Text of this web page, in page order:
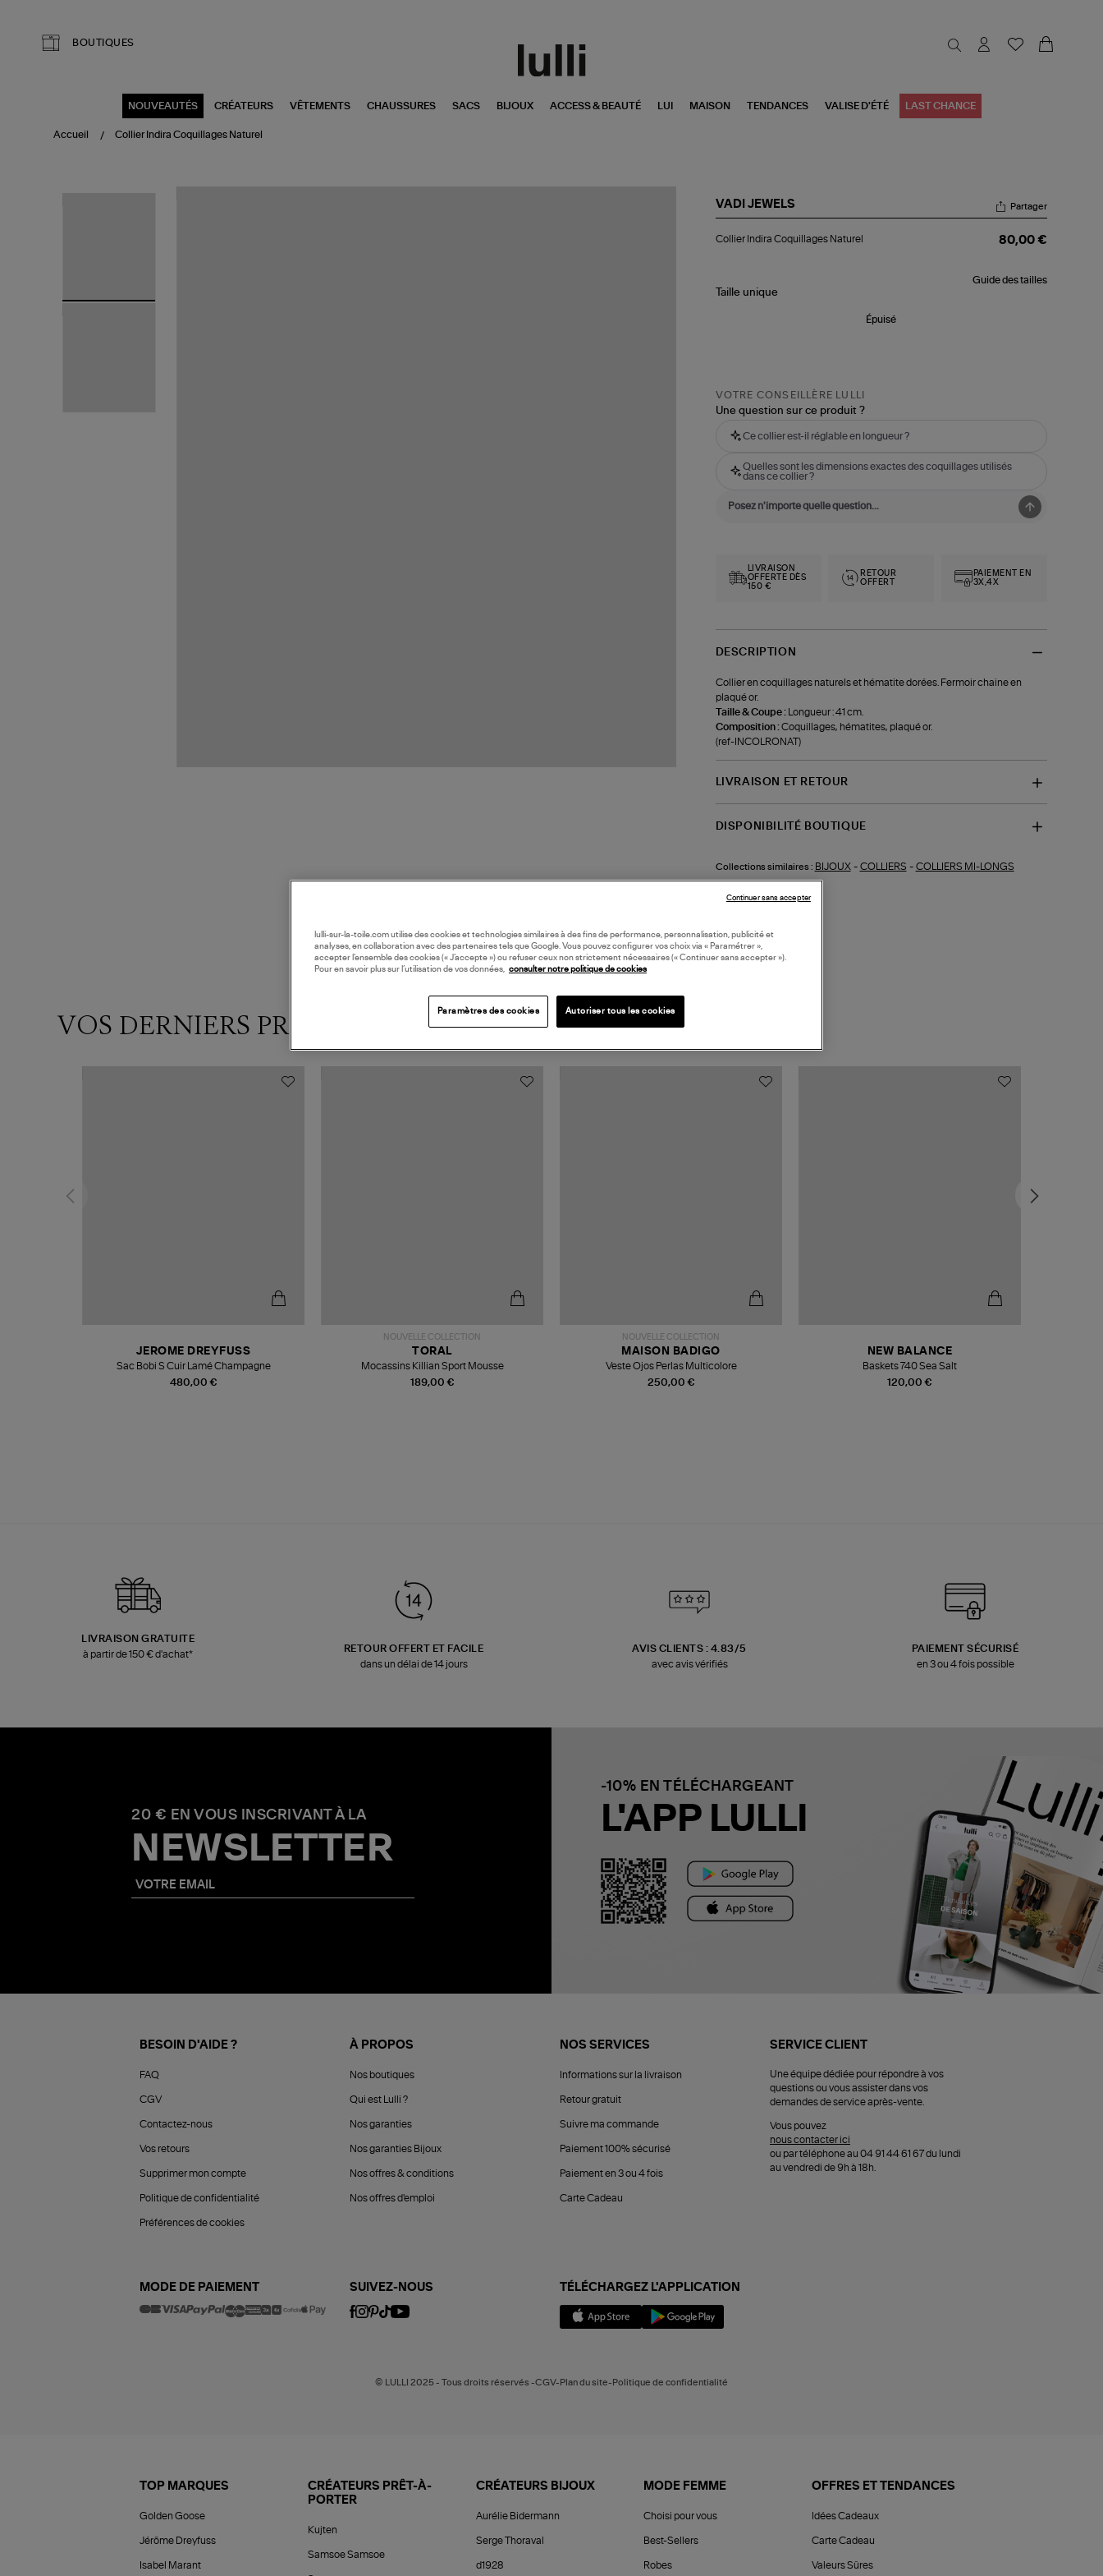
BOUTIQUES
NOUVEAUTÉS CRÉATEURS VÊTEMENTS CHAUSSURES SACS BIJOUX ACCESS & BEAUTÉ LUI MAISON TENDANCES VALISE D'ÉTÉ LAST CHANCE
Accueil Collier Indira Coquillages Naturel
VADI JEWELS
Indira
Partager
Collier Indira Coquillages Naturel 80,00 €
Guide des tailles
Taille unique
Épuisé
VOTRE CONSEILLÈRE LULLI
Une question sur ce produit ?
Ce collier est-il réglable en longueur ?
Quelles sont les dimensions exactes des coquillages utilisés
dans ce collier ?
LIVRAISON
OFFERTE DÈS
150 €
RETOUR
OFFERT
PAIEMENT EN
3X,4X
DESCRIPTION
Collier en coquillages naturels et hématite dorées. Fermoir chaine en
plaqué or.
Taille & Coupe :
Longueur : 41 cm.
Composition :Coquillages, hématites, plaqué or.
(ref-INCOLRONAT)
LIVRAISON ET RETOUR
DISPONIBILITÉ BOUTIQUE
Collections similaires : BIJOUX- COLLIERS - COLLIERS MI-LONGS
VOS DERNIERS PRODUITS VUS
480,00 €
JEROME DREYFUSS
Sac Bobi S Cuir Lamé Champagne
NOUVELLE COLLECTION
189,00 €
TORAL
Mocassins Killian Sport Mousse
NOUVELLE COLLECTION
250,00 €
MAISON BADIGO
Veste Ojos Perlas Multicolore
120,00 €
NEW BALANCE
Baskets 740 Sea Salt
LIVRAISON GRATUITE
à partir de 150 € d'achat*
RETOUR OFFERT ET FACILE
dans un délai de 14 jours
AVIS CLIENTS : 4.83/5
avec avis vérifiés
PAIEMENT SÉCURISÉ
en 3 ou 4 fois possible
20 € EN VOUS INSCRIVANT À LA
NEWSLETTER
-10% EN TÉLÉCHARGEANT
L'APP LULLI
BESOIN D'AIDE ?
FAQ
CGV
Contactez-nous
Vos retours
Supprimer mon compte
Politique de confidentialité
Préférences de cookies
À PROPOS
Nos boutiques
Qui est Lulli ?
Nos garanties
Nos garanties Bijoux
Nos offres & conditions
Nos offres d'emploi
NOS SERVICES
Informations sur la livraison
Retour gratuit
Suivre ma commande
Paiement 100% sécurisé
Paiement en 3 ou 4 fois
Carte Cadeau
SERVICE CLIENT
Une équipe dédiée pour répondre à vos
questions ou vous assister dans vos
demandes de service après-vente.
Vous pouvez
nous contacter ici
ou par téléphone au 04 91 44 61 67 du lundi
au vendredi de 9h à 18h.
MODE DE PAIEMENT SUIVEZ-NOUS TÉLÉCHARGEZ L'APPLICATION
© LULLI 2025 - Tous droits réservés -CGV-Plan du site-Politique de confidentialité
TOP MARQUES
Golden Goose
Jérôme Dreyfuss
Isabel Marant
CRÉATEURS PRÊT-À-
PORTER
Kujten
Samsoe Samsoe
CRÉATEURS BIJOUX
Aurélie Bidermann
Serge Thoraval
d1928
MODE FEMME
Choisi pour vous
Best-Sellers
Robes
OFFRES ET TENDANCES
Idées Cadeaux
Carte Cadeau
Valeurs Sûres
lulli-sur-la-toile.com utilise des cookies et technologies similaires à des fins de performance, personnalisation, publicité et
analyses, en collaboration avec des partenaires tels que Google. Vous pouvez configurer vos choix via « Paramétrer »,
accepter l’ensemble des cookies (« J’accepte ») ou refuser ceux non strictement nécessaires (« Continuer sans accepter »).
Pour en savoir plus sur l’utilisation de vos données,
consulter notre politique de cookies
Paramètres des cookies Autoriser tous les cookies
Continuer sans accepter